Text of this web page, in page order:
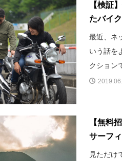
【検証
たバイ
最近、ネ
いう話を
クション
【無料
サーフ
見ただけ